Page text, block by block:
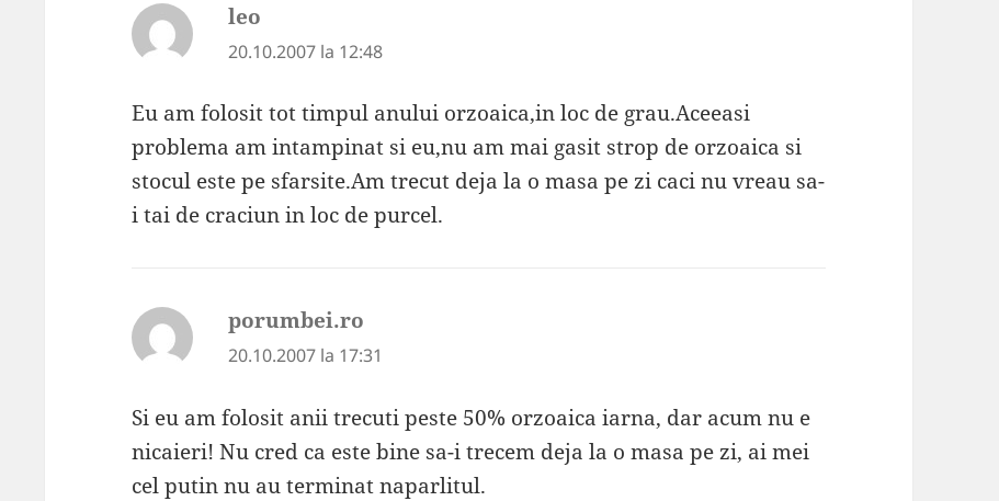
leo
20.10.2007 la 12:48
Eu am folosit tot timpul anului orzoaica,in loc de grau.Aceeasi
problema am intampinat si eu,nu am mai gasit strop de orzoaica si
stocul este pe sfarsite.Am trecut deja la o masa pe zi caci nu vreau sa-
i tai de craciun in loc de purcel.
porumbei.ro
20.10.2007 la 17:31
Si eu am folosit anii trecuti peste 50% orzoaica iarna, dar acum nu e
nicaieri! Nu cred ca este bine sa-i trecem deja la o masa pe zi, ai mei
cel putin nu au terminat naparlitul.